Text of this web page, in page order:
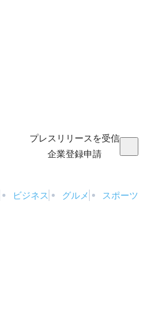
プレスリリースを受信
企業登録申請
ビジネス グルメ スポーツ